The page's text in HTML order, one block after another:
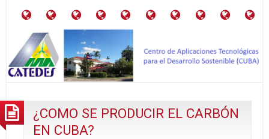
¿Qué
el
Programa
ADSIDEO
RESUMEN
DEL
PROYECTO
RELACIÓN
CON
LOS
ODS
PROYECTOS
VINCULADOS
CARACTERIZACIÓN
DE
PARCELAS
NEEM
GUÍA
DE
GUANTÁNAMO
ACTIVIDADES
¿COMO SE PRODUCIR EL CARBÓN
EN CUBA?